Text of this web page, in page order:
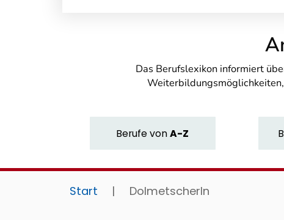
Das Berufslexikon informiert
BerufevonA-Z
Start | DolmetscherIn